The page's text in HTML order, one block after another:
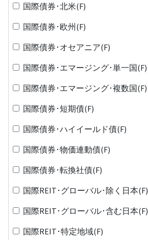
国際債券･北米(F)
国際債券･欧州(F)
国際債券･オセアニア(F)
国際債券･エマージング･単一国(F)
国際債券･エマージング･複数国(F)
国際債券･短期債(F)
国際債券･ハイイールド債(F)
国際債券･物価連動債(F)
国際債券･転換社債(F)
国際REIT･グローバル･除く日本(F)
国際REIT･グローバル･含む日本(F)
国際REIT･特定地域(F)